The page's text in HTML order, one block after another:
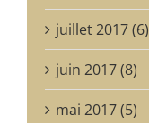
juillet 2017 (6)
juin 2017 (8)
mai 2017 (5)